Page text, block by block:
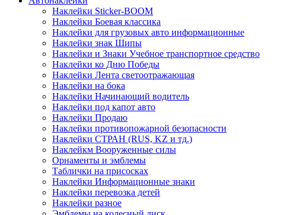
Наклейки Sticker-BOOM
Наклейки Боевая классика
Наклейки для грузовых авто информационные
Наклейки знак Шипы
Наклейки и Знаки Учебное транспортное средство
Наклейки ко Дню Победы
Наклейки Лента светоотражающая
Наклейки на бока
Наклейки Начинающий водитель
Наклейки под капот авто
Наклейки Продаю
Наклейки противопожарной безопасности
Наклейки СТРАН (RUS, KZ и тд.)
Наклейкм Вооруженные силы
Орнаменты и эмблемы
Таблички на присосках
Наклейки Информационные знаки
Наклейки перевозка детей
Наклейки разное